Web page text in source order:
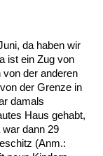
da haben wir
ist ein Zug von
der anderen
der Grenze in
damals
Haus gehabt,
dann 29
(Anm.: